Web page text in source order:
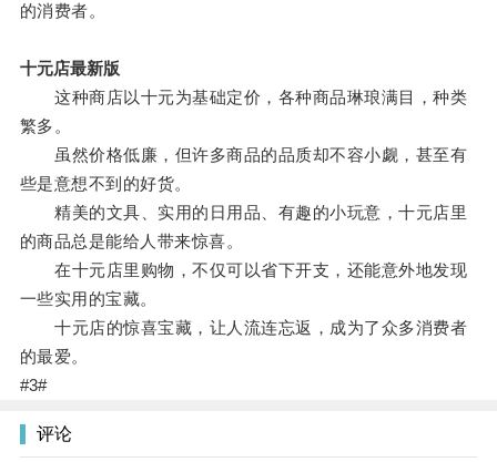
的消费者。
十元店最新版
这种商店以十元为基础定价，各种商品琳琅满目，种类
繁多。
虽然价格低廉，但许多商品的品质却不容小觑，甚至有
些是意想不到的好货。
精美的文具、实用的日用品、有趣的小玩意，十元店里
的商品总是能给人带来惊喜。
在十元店里购物，不仅可以省下开支，还能意外地发现
一些实用的宝藏。
十元店的惊喜宝藏，让人流连忘返，成为了众多消费者
的最爱。
#3#
评论